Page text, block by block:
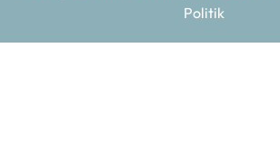
Politik